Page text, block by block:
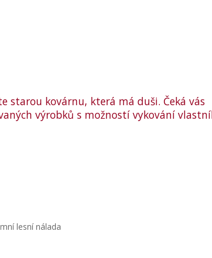
starou kovárnu, která má duši. Čeká vás
výrobků s možností vykování